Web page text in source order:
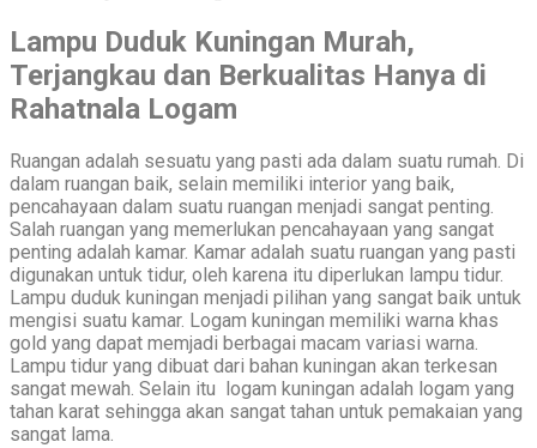
Lampu Duduk Kuningan Murah,
Terjangkau dan Berkualitas Hanya di
Rahatnala Logam
Ruangan adalah sesuatu yang pasti ada dalam suatu rumah. Di
dalam ruangan baik, selain memiliki interior yang baik,
pencahayaan dalam suatu ruangan menjadi sangat penting.
Salah ruangan yang memerlukan pencahayaan yang sangat
penting adalah kamar. Kamar adalah suatu ruangan yang pasti
digunakan untuk tidur, oleh karena itu diperlukan lampu tidur.
Lampu duduk kuningan menjadi pilihan yang sangat baik untuk
mengisi suatu kamar. Logam kuningan memiliki warna khas
gold yang dapat memjadi berbagai macam variasi warna.
Lampu tidur yang dibuat dari bahan kuningan akan terkesan
sangat mewah. Selain itu logam kuningan adalah logam yang
tahan karat sehingga akan sangat tahan untuk pemakaian yang
sangat lama.